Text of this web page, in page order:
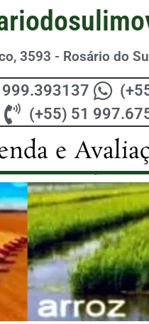
3593 - Rosário do
(+55) 51
e